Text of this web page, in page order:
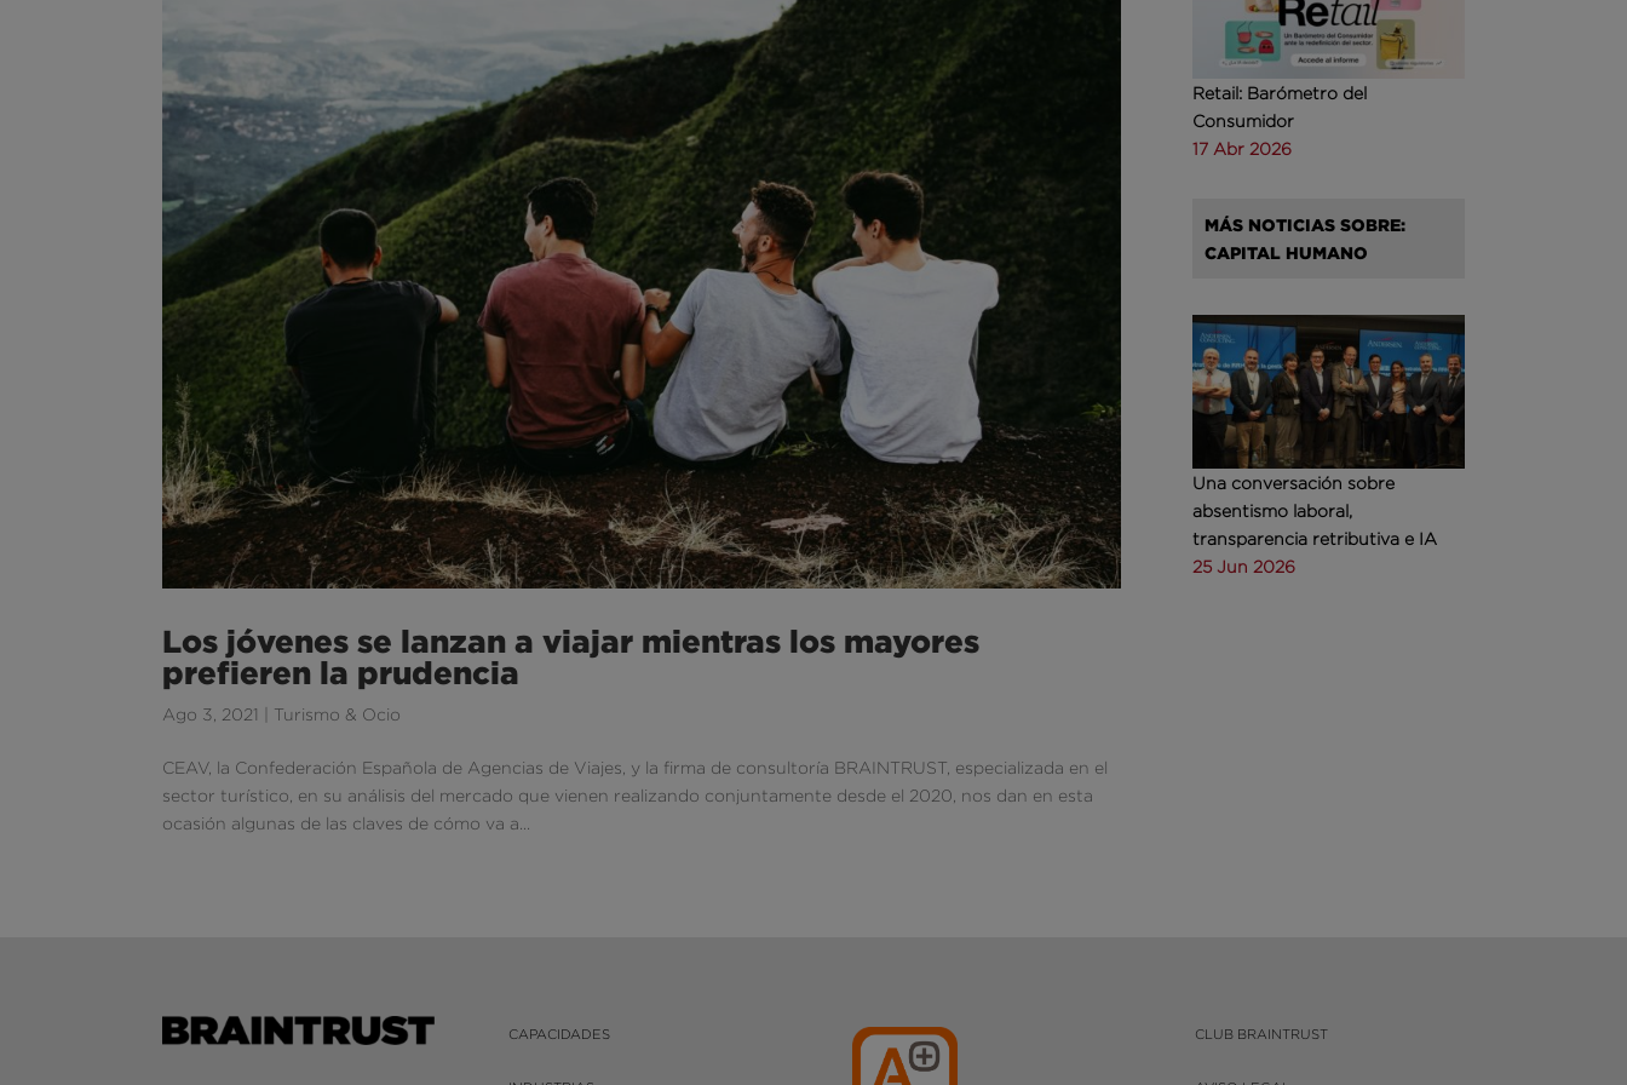
Los jóvenes se lanzan a viajar mientras los mayores
prefieren la prudencia
Ago 3, 2021 Turismo & Ocio
CEAV, la Confederación Española de Agencias de Viajes, y la firma de consultoría BRAINTRUST, especializada en el
sector turístico, en su análisis del mercado que vienen realizando conjuntamente desde el 2020, nos dan en esta
ocasión algunas de las claves de cómo va a...
Retail: Barómetro del
Consumidor
17 Abr 2026
MÁS NOTICIAS SOBRE:
CAPITAL HUMANO
Una conversación sobre
absentismo laboral,
transparencia retributiva e IA
25 Jun 2026
CAPACIDADES CLUB BRAINTRUST